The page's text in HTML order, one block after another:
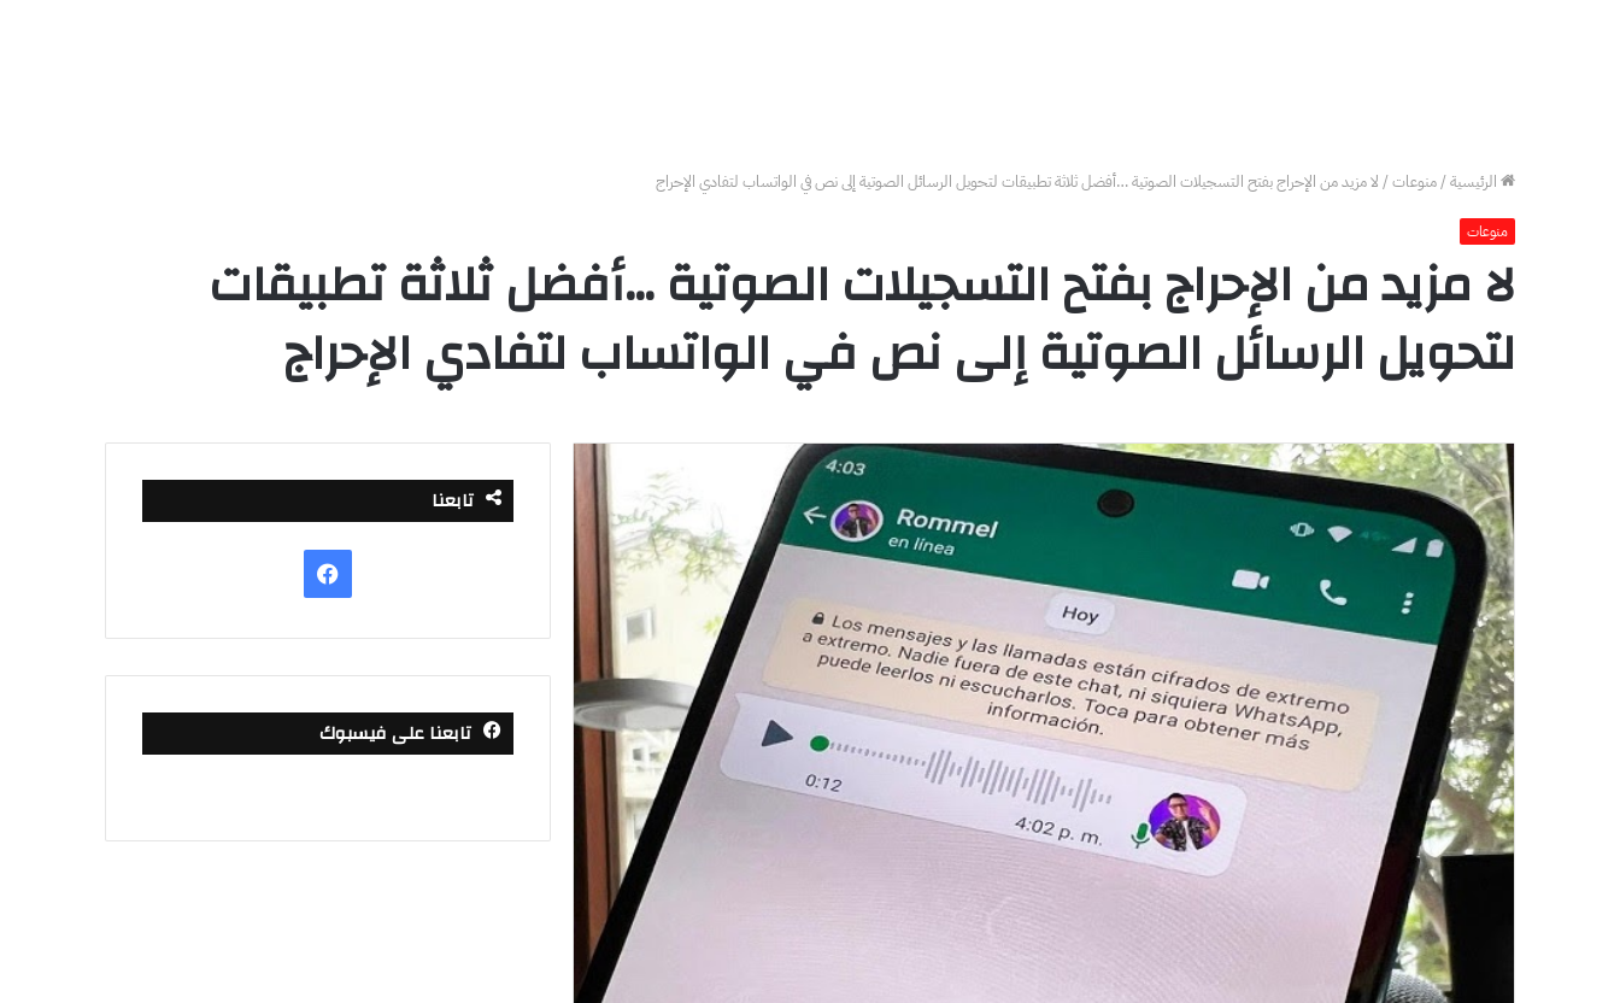
الرئيسية/منوعات/ لا مزيد من الإحراج بفتح التسجيلات الصوتية …أفضل ثلاثة تطبيقات لتحويل الرسائل الصوتية إلى نص في الواتساب لتفادي الإحراج
منوعات
لا مزيد من الإحراج بفتح التسجيلات الصوتية …أفضل ثلاثة تطبيقات
لتحويل الرسائل الصوتية إلى نص في الواتساب لتفادي الإحراج
تابعنا
فيسبوك
تابعنا على فيسبوك